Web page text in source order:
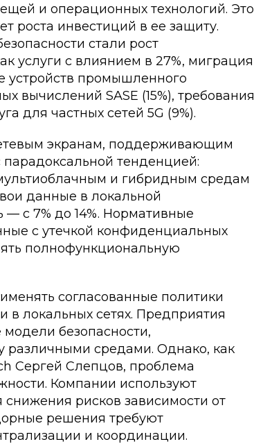
и операционных технологий. Это
роста инвестиций в ее защиту.
стали рост
услуги с влиянием в 27%, миграция
устройств промышленного
вычислений SASE (15%), требования
для частных сетей 5G (9%).
экранам, поддерживающим
тенденцией:
и гибридным средам
данные в локальной
— с 7% до 14%. Нормативные
с утечкой конфиденциальных
полнофункциональную
согласованные политики
в локальных сетях. Предприятия
безопасности,
различными средами. Однако, как
Сергей Слепцов, проблема
Компании используют
рисков зависимости от
решения требуют
и координации.